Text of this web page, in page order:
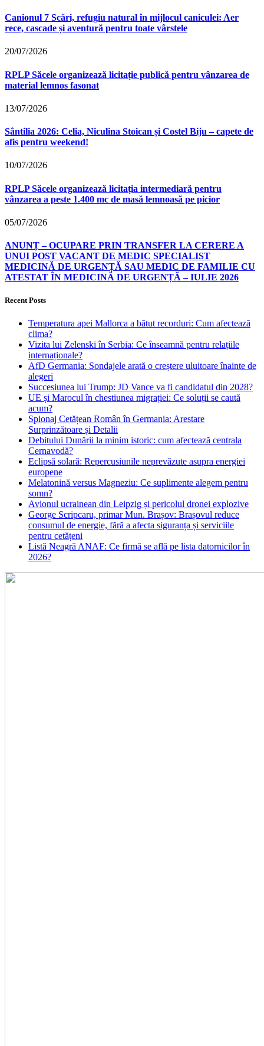
Canionul 7 Scări, refugiu natural în mijlocul caniculei: Aer
rece, cascade și aventură pentru toate vârstele
20/07/2026
RPLP Săcele organizează licitație publică pentru vânzarea de
material lemnos fasonat
13/07/2026
Sântilia 2026: Celia, Niculina Stoican și Costel Biju – capete de
afis pentru weekend!
10/07/2026
RPLP Săcele organizează licitația intermediară pentru
vânzarea a peste 1.400 mc de masă lemnoasă pe picior
05/07/2026
ANUNȚ – OCUPARE PRIN TRANSFER LA CERERE A
UNUI POST VACANT DE MEDIC SPECIALIST
MEDICINĂ DE URGENȚĂ SAU MEDIC DE FAMILIE CU
ATESTAT ÎN MEDICINĂ DE URGENȚĂ – IULIE 2026
Recent Posts
Temperatura apei Mallorca a bătut recorduri: Cum afectează
clima?
Vizita lui Zelenski în Serbia: Ce înseamnă pentru relațiile
internaționale?
AfD Germania: Sondajele arată o creștere uluitoare înainte de
alegeri
Succesiunea lui Trump: JD Vance va fi candidatul din 2028?
UE și Marocul în chestiunea migrației: Ce soluții se caută
acum?
Spionaj Cetățean Român în Germania: Arestare
Surprinzătoare și Detalii
Debitului Dunării la minim istoric: cum afectează centrala
Cernavodă?
Eclipsă solară: Repercusiunile neprevăzute asupra energiei
europene
Melatonină versus Magneziu: Ce suplimente alegem pentru
somn?
Avionul ucrainean din Leipzig și pericolul dronei explozive
George Scripcaru, primar Mun. Brașov: Brașovul reduce
consumul de energie, fără a afecta siguranța și serviciile
pentru cetățeni
Listă Neagră ANAF: Ce firmă se află pe lista datornicilor în
2026?